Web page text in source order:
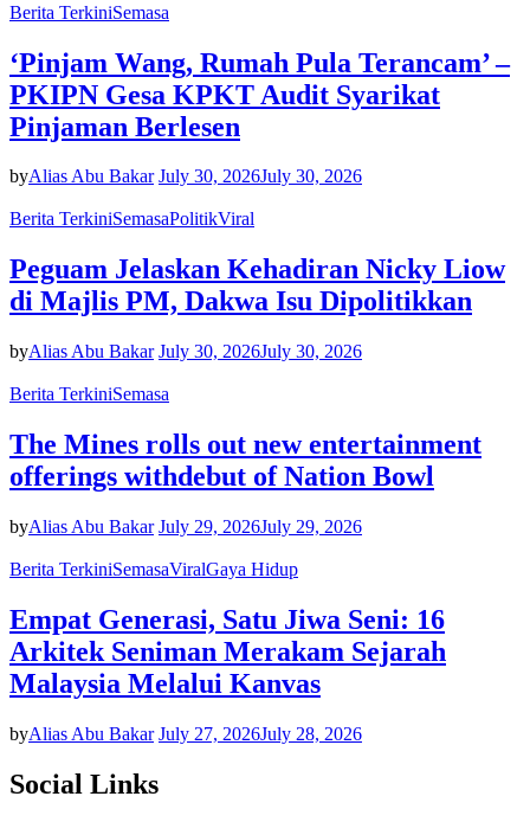
Berita TerkiniSemasa
‘Pinjam Wang, Rumah Pula Terancam’ –
PKIPN Gesa KPKT Audit Syarikat
Pinjaman Berlesen
byAlias Abu Bakar July 30, 2026July 30, 2026
Berita TerkiniSemasaPolitikViral
Peguam Jelaskan Kehadiran Nicky Liow
di Majlis PM, Dakwa Isu Dipolitikkan
byAlias Abu Bakar July 30, 2026July 30, 2026
Berita TerkiniSemasa
The Mines rolls out new entertainment
offerings withdebut of Nation Bowl
byAlias Abu Bakar July 29, 2026July 29, 2026
Berita TerkiniSemasaViralGaya Hidup
Empat Generasi, Satu Jiwa Seni: 16
Arkitek Seniman Merakam Sejarah
Malaysia Melalui Kanvas
byAlias Abu Bakar July 27, 2026July 28, 2026
Social Links